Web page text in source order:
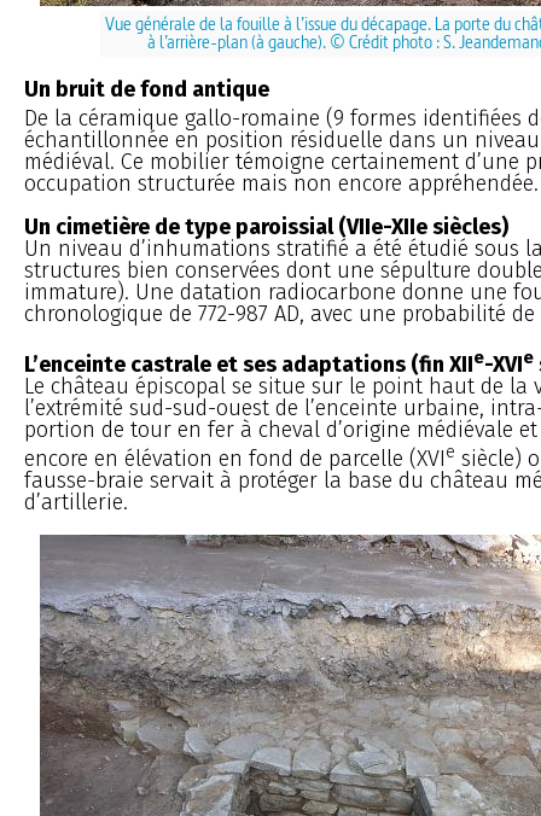
Vue générale de la fouille à l’issue du décapage. La porte du
à l’arrière-plan (à gauche). © Crédit photo : S.
Un bruit de fond antique
De la céramique gallo-romaine (9 formes identifiées
échantillonnée en position résiduelle dans un
médiéval. Ce mobilier témoigne certainement d’une
occupation structurée mais non encore appréhendée.
Un cimetière de type paroissial (VIIe-XIIe siècles)
Un niveau d’inhumations stratifié a été étudié sous
structures bien conservées dont une sépulture
immature). Une datation radiocarbone donne une
chronologique de 772-987 AD, avec une probabilité de
L’enceinte castrale et ses adaptations (fin XIIe-XVIe
Le château épiscopal se situe sur le point haut de la
l’extrémité sud-sud-ouest de l’enceinte urbaine,
portion de tour en fer à cheval d’origine médiévale
encore en élévation en fond de parcelle (XVIe siècle)
fausse-braie servait à protéger la base du château
d’artillerie.